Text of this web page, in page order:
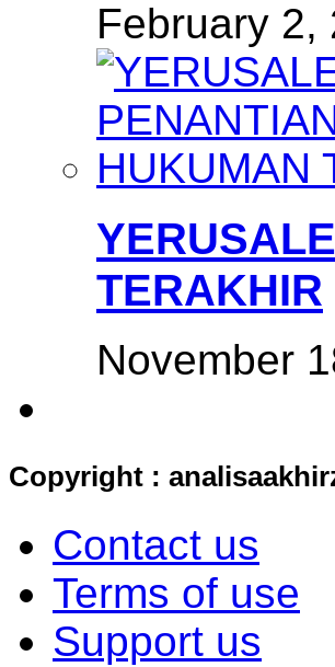
February 2,
TERAKHIR
November
Copyright :
Contact us
Terms of use
Support us